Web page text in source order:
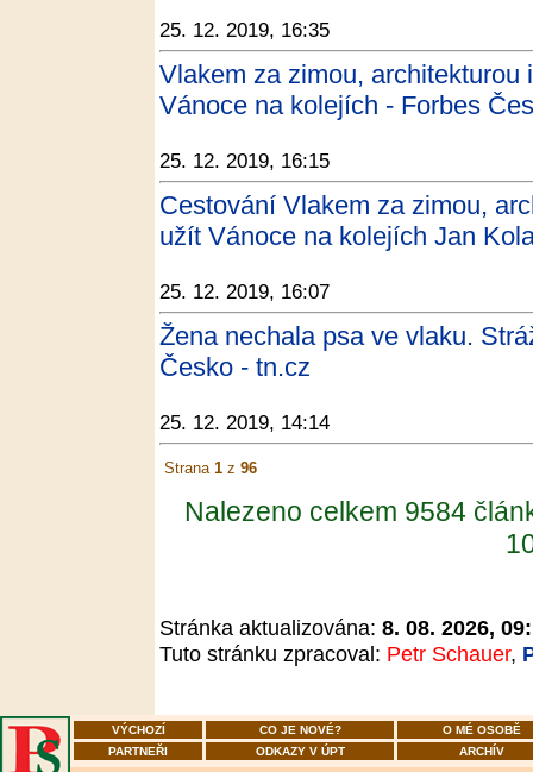
25. 12. 2019, 16:35
Vlakem za zimou,
Vánoce na kolejích - Forbes
25. 12. 2019, 16:15
Cestování Vlakem za zimou,
užít Vánoce na kolejích Jan
25. 12. 2019, 16:07
Žena nechala psa ve vlaku.
Česko - tn.cz
25. 12. 2019, 14:14
Strana 1 z 96
Nalezeno celkem 9584
Stránka aktualizována: 8. 08. 2026,
Tuto stránku zpracoval: Petr Schauer,
VÝCHOZÍ CO JE NOVÉ?
O MÉ OSOBĚ
PARTNEŘI
ODKAZY V ÚPT ARCHÍV